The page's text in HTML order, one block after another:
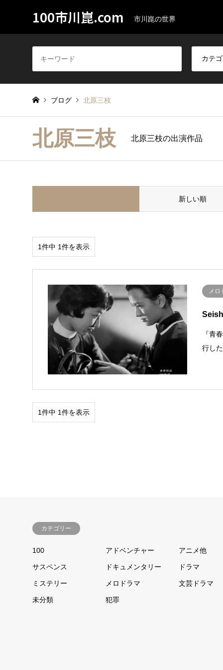
100市川崑.com 市川崑の世界
ブログ 北原三枝
北原三枝 北原三枝の出演作品
新しい順
1件中 1件を表示
メロ
『青
行し
1件中 1件を表示
カテゴリー
100 アドベンチャー アニメ他
サスペンス ドキュメンタリー ドラマ
ミステリー メロドラマ 文芸ドラマ
未分類 犯罪